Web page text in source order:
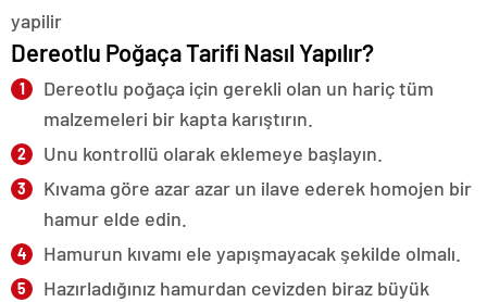
Dereotlu Poğaça Tarifi Nasıl Yapılır?
Dereotlu poğaça için gerekli olan un hariç tüm
malzemeleri bir kapta karıştırın.
Unu kontrollü olarak eklemeye başlayın.
Kıvama göre azar azar un ilave ederek homojen bir
hamur elde edin.
Hamurun kıvamı ele yapışmayacak şekilde olmalı.
Hazırladığınız hamurdan cevizden biraz büyük